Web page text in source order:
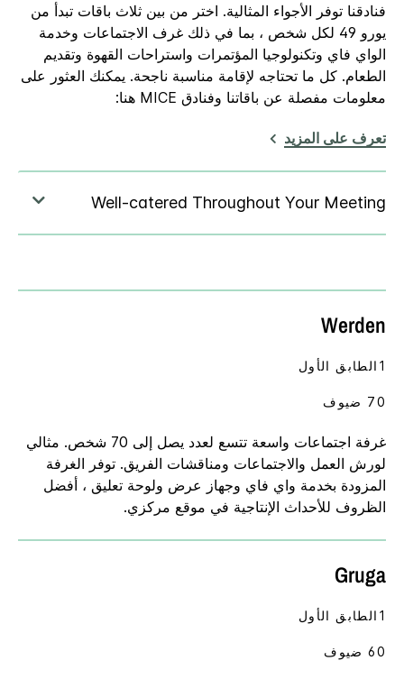
فنادقنا توفر الأجواء المثالية. اختر من بين ثلاث باقات تبدأ من
يورو 49 لكل شخص ، بما في ذلك غرف الاجتماعات وخدمة
الواي فاي وتكنولوجيا المؤتمرات واستراحات القهوة وتقديم
الطعام. كل ما تحتاجه لإقامة مناسبة ناجحة. يمكنك العثور على
معلومات مفصلة عن باقاتنا وفنادق MICE هنا:
تعرف على المزيد
Werden
غرفة اجتماعات واسعة تتسع لعدد يصل إلى 70 شخص. مثالي
لورش العمل والاجتماعات ومناقشات الفريق. توفر الغرفة
المزودة بخدمة واي فاي وجهاز عرض ولوحة تعليق ، أفضل
الظروف للأحداث الإنتاجية في موقع مركزي.
1الطابق الأول
70 ضيوف
Gruga
1الطابق الأول
60 ضيوف